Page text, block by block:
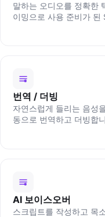
말하는 오디오를 정확한
이밍으로 사용 준비가 된
번역 / 더빙
자연스럽게 들리는 음성
동으로 번역하고 더빙합
AI 보이스오버
스크립트를 작성하고 목